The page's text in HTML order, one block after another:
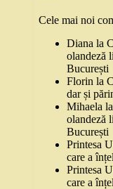
Cele mai noi
Diana la
olandeză
București
Florin la
dar și
Mihaela
olandeză
București
Printesa
care a
Printesa
care a